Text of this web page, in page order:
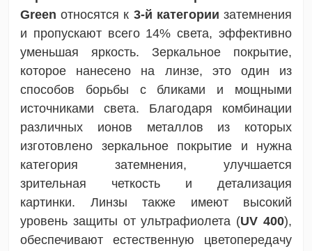
Green относятся к 3-й категории затемнения
и пропускают всего 14% света, эффективно
уменьшая яркость. Зеркальное покрытие,
которое нанесено на линзе, это один из
способов борьбы с бликами и мощными
источниками света. Благодаря комбинации
различных ионов металлов из которых
изготовлено зеркальное покрытие и нужна
категория затемнения, улучшается
зрительная четкость и детализация
картинки. Линзы также имеют высокий
уровень защиты от ультрафиолета (UV 400),
обеспечивают естественную цветопередачу